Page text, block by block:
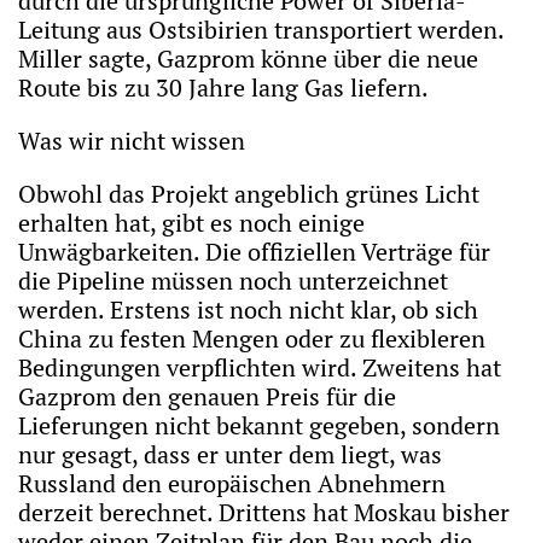
Leitung aus Ostsibirien transportiert werden.
Miller sagte, Gazprom könne über die neue
Route bis zu 30 Jahre lang Gas liefern.
Was wir nicht wissen
Obwohl das Projekt angeblich grünes Licht
erhalten hat, gibt es noch einige
Unwägbarkeiten. Die offiziellen Verträge für
die Pipeline müssen noch unterzeichnet
werden. Erstens ist noch nicht klar, ob sich
China zu festen Mengen oder zu flexibleren
Bedingungen verpflichten wird. Zweitens hat
Gazprom den genauen Preis für die
Lieferungen nicht bekannt gegeben, sondern
nur gesagt, dass er unter dem liegt, was
Russland den europäischen Abnehmern
derzeit berechnet. Drittens hat Moskau bisher